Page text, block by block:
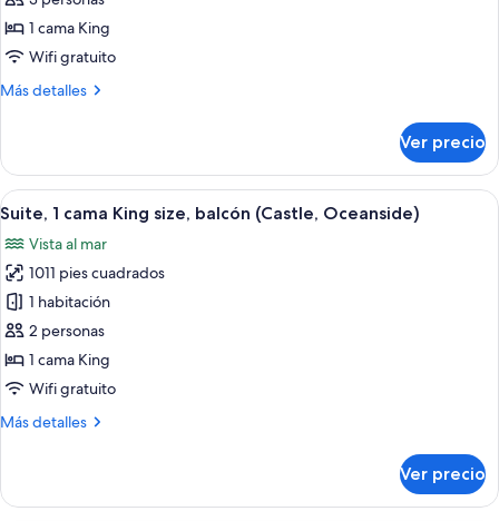
junior,
1
King
frente
al
mar
1 cama King
Wifi gratuito
Más detalles
Más
junior,
cama
size,
balcón,
frente
al
mar
Ver precio
Abrir
todas
las
fotos
de
Suite,
1
cama
size,
Oceanside)
Un dormitorio moderno con suelo
5
Suite, 1 cama King size, balcón (Castle, Oceanside)
Vista al mar
1011 pies cuadrados
1 habitación
2 personas
1 cama King
Wifi gratuito
Más detalles
Más
1
Ver precio